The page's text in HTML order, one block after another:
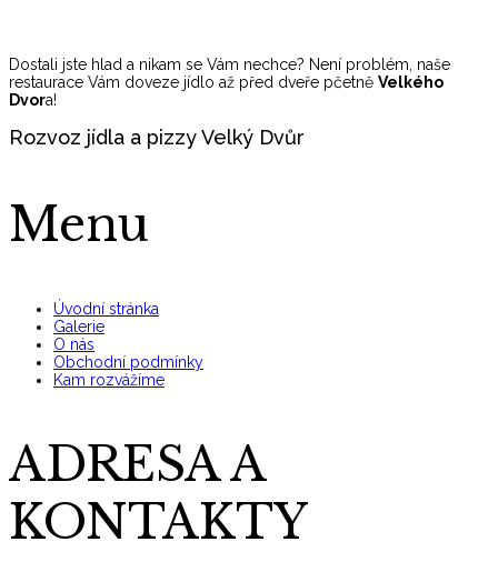
Dostali jste hlad a nikam se Vám nechce? Není problém, naše
restaurace Vám doveze jídlo až před dveře pčetně Velkého
Dvora!
Rozvoz jídla a pizzy Velký Dvůr
Menu
Úvodní stránka
Galerie
O nás
Obchodní podmínky
Kam rozvážíme
ADRESA A
KONTAKTY